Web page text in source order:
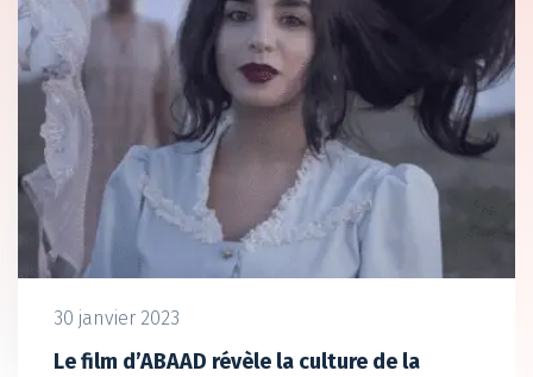
30 janvier 2023
Le film d’ABAAD révèle la culture de la